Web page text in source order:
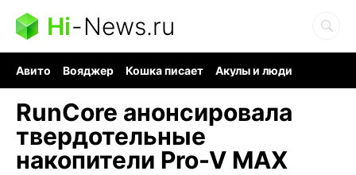
Hi-News.ru
Авито Вояджер Кошка писает
Акулы и люди
RunCore анонсировала
твердотельные
накопители Pro-V MAX